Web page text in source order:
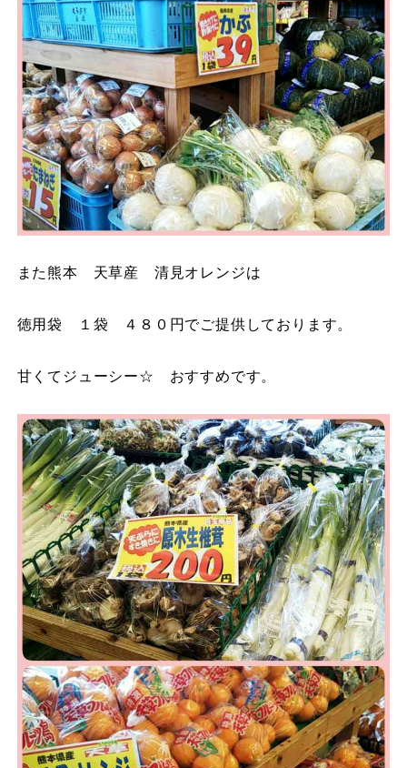
また熊本 天草産 清見オレンジは
徳用袋 １袋 ４８０円でご提供しております。
甘くてジューシー☆ おすすめです。